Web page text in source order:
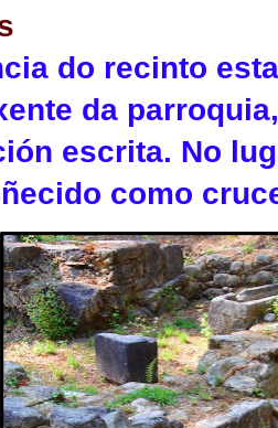
do recinto
da
escrita. No
como